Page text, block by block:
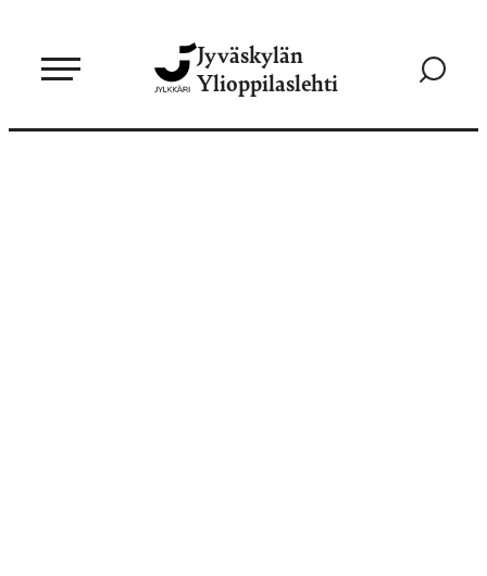
sisältöön
Jyväskylän
Ylioppilaslehti
Siirry